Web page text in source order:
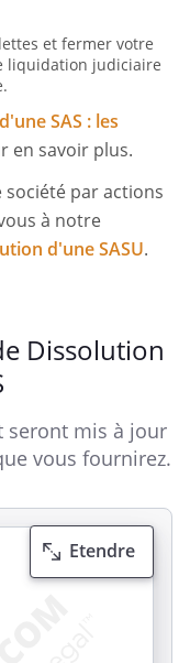
et fermer votre
liquidation judiciaire
SAS : les
en savoir plus.
société par actions
à notre
d'une SASU.
Dissolution
seront mis à jour
vous fournirez.
Etendre